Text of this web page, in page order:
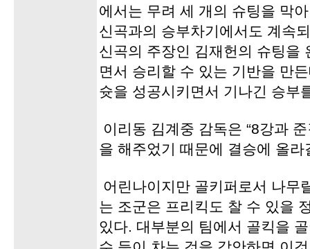
에서는 무려 세 개의 슈팅을 막
신곡과의 승부차기에서도 계속
신곡의 주장인 김재헌의 슈팅을
면서 승리할 수 있는 기반을 만
슛을 성공시키면서 기나긴 승부
이리동 김계중 감독은 “8강과
을 해주었기 때문에 결승에 올라
어린나이지만 골키퍼로서 나무
는 조군은 프리킥도 찰 수 있을
있다. 대부분의 팀에서 골킥을